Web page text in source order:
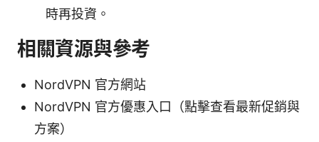
時再投資。
相關資源與參考
NordVPN 官方網站
NordVPN 官方優惠入口（點擊查看最新促銷與
方案）